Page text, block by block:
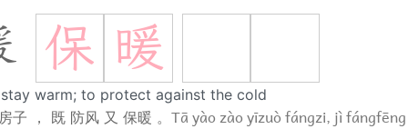
保 暖
warm; to protect against the cold
子 ， 既 防风 又 保暖 。 Tā yào zào yīzuò fángzi, jì